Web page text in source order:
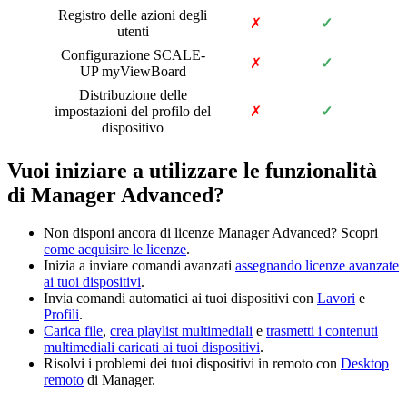
Registro delle azioni degli
utenti
✗ ✓
Configurazione SCALE-
UP myViewBoard
✗ ✓
Distribuzione delle
impostazioni del profilo del
dispositivo
✗ ✓
Vuoi iniziare a utilizzare le funzionalità
di Manager Advanced?
Non disponi ancora di licenze Manager Advanced? Scopri
come acquisire le licenze.
Inizia a inviare comandi avanzati assegnando licenze avanzate
ai tuoi dispositivi.
Invia comandi automatici ai tuoi dispositivi con Lavori e
Profili.
Carica file, crea playlist multimediali e trasmetti i contenuti
multimediali caricati ai tuoi dispositivi.
Risolvi i problemi dei tuoi dispositivi in remoto con Desktop
remoto di Manager.